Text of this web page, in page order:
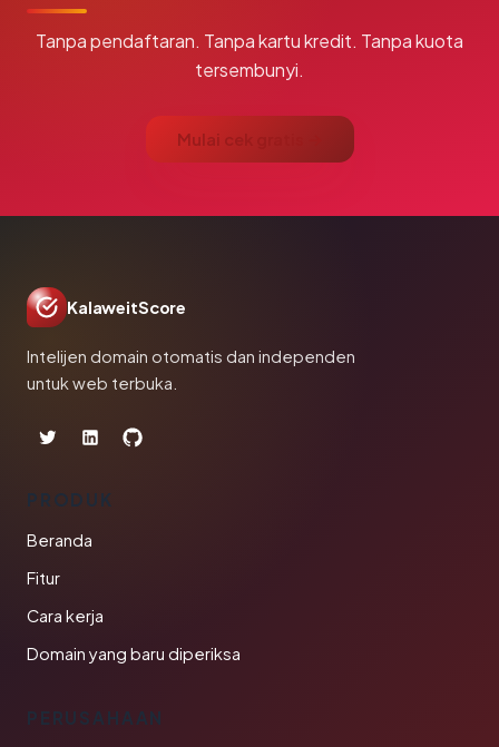
Tanpa pendaftaran. Tanpa kartu kredit. Tanpa kuota
tersembunyi.
Mulai cek gratis →
KalaweitScore
Intelijen domain otomatis dan independen
untuk web terbuka.
PRODUK
Beranda
Fitur
Cara kerja
Domain yang baru diperiksa
PERUSAHAAN